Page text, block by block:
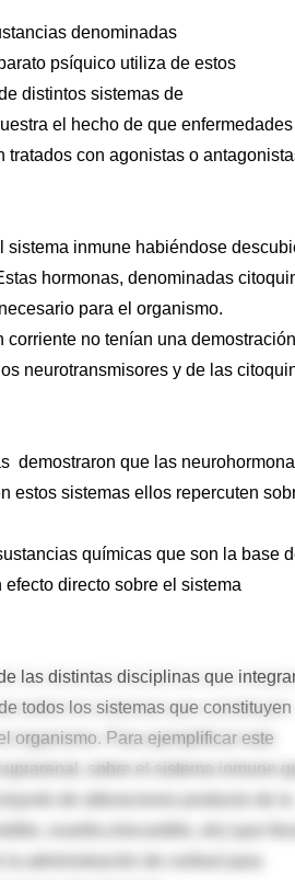
denominadas
psíquico utiliza de estos
distintos sistemas de
el hecho de que enfermedades
con agonistas o
inmune habiéndose
hormonas, denominadas
para el organismo.
no tenían una demostración
neurotransmisores y de las
demostraron que las
estos sistemas ellos repercuten
químicas que son la base
directo sobre el sistema
las distintas disciplinas que
todos los sistemas que constituyen
organismo. Para ejemplificar este
sobre el sistema inmune
de alteraciones producto de la
administración de cortisol para